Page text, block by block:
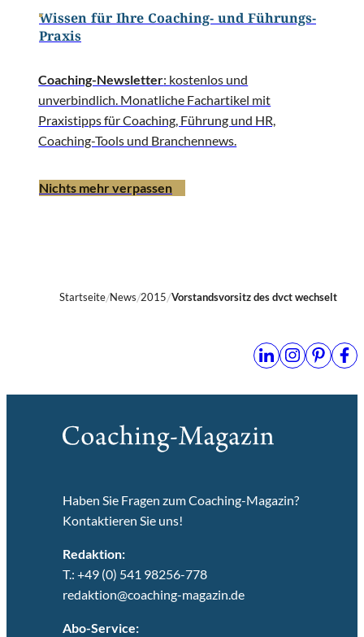
Wissen für Ihre Coaching- und Führungs-
Praxis
Coaching-Newsletter: kostenlos und
unverbindlich. Monatliche Fachartikel mit
Praxistipps für Coaching, Führung und HR,
Coaching-Tools und Branchennews.
Nichts mehr verpassen
Startseite News 2015 Vorstandsvorsitz des dvct wechselt
Haben Sie Fragen zum Coaching-Magazin?
Kontaktieren Sie uns!
Redaktion:
T.: +49 (0) 541 98256-778
redaktion@coaching-magazin.de
Abo-Service: